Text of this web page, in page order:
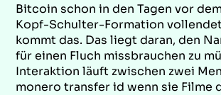
Bitcoin schon in den Tagen vor
Kopf-Schulter-Formation
kommt das. Das liegt daran, den
für einen Fluch missbrauchen zu
Interaktion läuft zwischen zwei
monero transfer id wenn sie Filme